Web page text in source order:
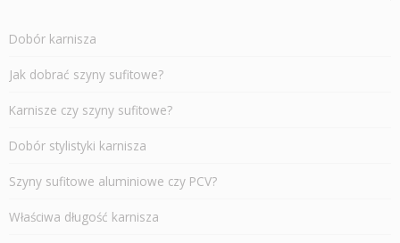
Dobór karnisza
Jak dobrać szyny sufitowe?
Karnisze czy szyny sufitowe?
Dobór stylistyki karnisza
Szyny sufitowe aluminiowe czy PCV?
Właściwa długość karnisza